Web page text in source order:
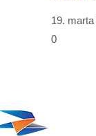
19. marta
0